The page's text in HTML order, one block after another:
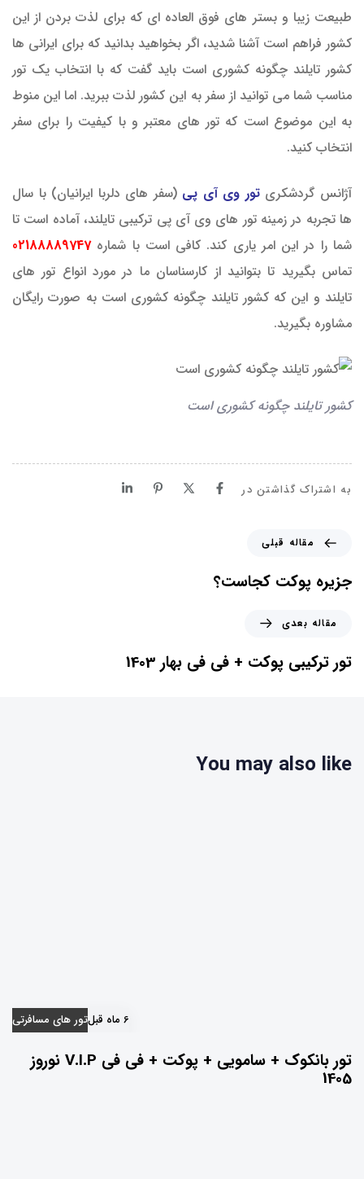
طبیعت زیبا و بستر های فوق العاده ای که برای لذت بردن از این
کشور فراهم است آشنا شدید، اگر بخواهید بدانید که برای ایرانی ها
کشور تایلند چگونه کشوری است باید گفت که با انتخاب یک تور
مناسب شما می توانید از سفر به این کشور لذت ببرید. اما این منوط
به این موضوع است که تور های معتبر و با کیفیت را برای سفر
انتخاب کنید.
آژانس گردشکریتور وی آی پی (سفر های دلربا ایرانیان) با سال
ها تجربه در زمینه تور های وی آی پی ترکیبی تایلند، آماده است تا
شما را در این امر یاری کند. کافی است با شماره02188889747
تماس بگیرید تا بتوانید از کارسناسان ما در مورد انواع تور های
تایلند و این که کشور تایلند چگونه کشوری است به صورت رایگان
مشاوره بگیرید.
کشور تایلند چگونه کشوری است
به اشتراک گذاشتن در
ل
مقاله قبلی
جزیره پوکت کجاست؟
مقاله بعدی
تور ترکیبی پوکت + فی فی بهار 1403
You may also like
6 ماه قبل تور های مسافرتی
تور بانکوک + سامویی + پوکت + فی فی V.I.P نوروز
1405